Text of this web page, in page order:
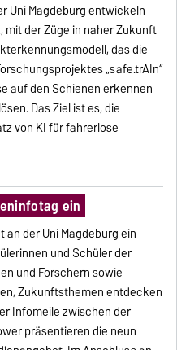
Uni Magdeburg entwickeln
der Züge in naher Zukunft
das die
„safe.trAIn“
auf den Schienen erkennen
Das Ziel ist es, die
von KI für fahrerlose
ein
an der Uni Magdeburg ein
und Schüler der
und Forschern sowie
Zukunftsthemen entdecken
Infomeile zwischen der
präsentieren die neun